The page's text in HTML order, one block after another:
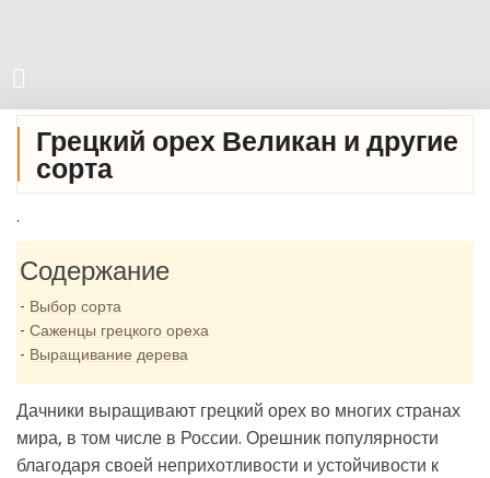
Грецкий орех Великан и другие
сорта
.
Содержание
Выбор сорта
Саженцы грецкого ореха
Выращивание дерева
Дачники выращивают грецкий орех во многих странах
мира, в том числе в России. Орешник популярности
благодаря своей неприхотливости и устойчивости к